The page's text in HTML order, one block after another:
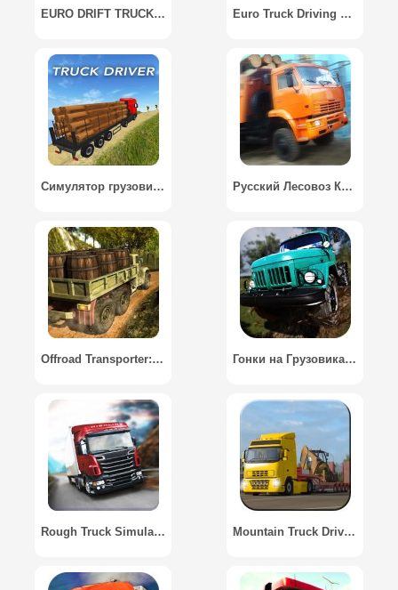
EURO DRIFT TRUCK RACING 2017 Euro Truck Driving Simulator Transport Truck Games
Симулятор грузовиков / Truck Driver Русский Лесовоз Камаз 3D
Offroad Transporter: Cargo Truck Driving Simulator Гонки на Грузовиках Симулятор / Racing Truck Simulator
Rough Truck Simulator 2 Mountain Truck Driving Off Road: Truck Simulator